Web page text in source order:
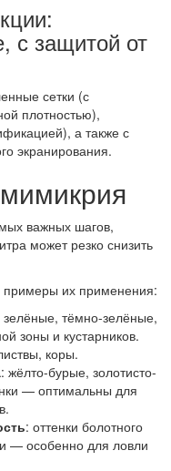
с защитой от
сетки (с
плотностью),
а также с
экранирования.
важных шагов,
может резко снизить
их применения:
зелёные, тёмно-зелёные,
зоны и кустарников.
коры.
: жёлто-бурые, золотисто-
— оптимальны для
: оттенки болотного
— особенно для ловли